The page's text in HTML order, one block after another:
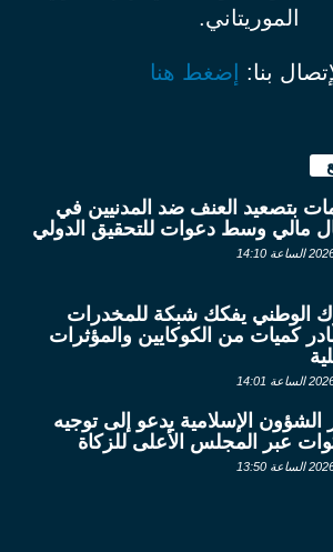
الموريتاني.
بنا: إضغط هنا
بتصعيد العنف ضد المدنيين في
مالي وسط دعوات للتحقيق الدولي
14:10
الوطني يفكك شبكة للمخدرات
كميات من الكوكايين والمؤثرات
14:01
الشؤون الإسلامية يدعو إلى توجيه
عبر المجلس الأعلى للزكاة
13:50